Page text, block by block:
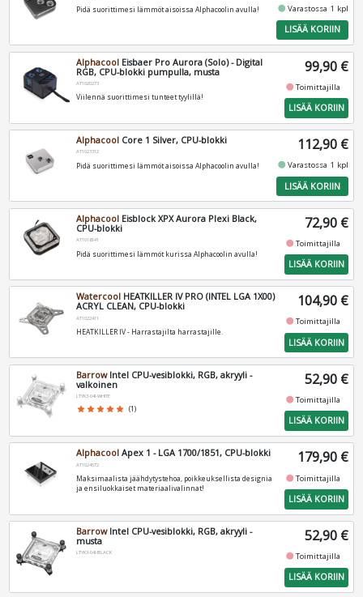
Pidä suorittimesi lämmöt aisoissa Alphacoolin avulla! fiber_manual_recordVarastossa 1 kpl
LISÄÄ KORIIN
Alphacool Eisbaer Pro Aurora (Solo) - Digital
RGB, CPU-blokki pumpulla, musta
AT1020273
Viilennä suorittimesi tunteet tyylillä!
99,90 €
fiber_manual_recordToimittajilla
LISÄÄ KORIIN
Alphacool Core 1 Silver, CPU-blokki
AT1023312
Pidä suorittimesi lämmöt aisoissa Alphacoolin avulla!
112,90 €
fiber_manual_recordVarastossa 1 kpl
LISÄÄ KORIIN
Alphacool Eisblock XPX Aurora Plexi Black,
CPU-blokki
AT1016541
Pidä suorittimesi lämmöt kurissa Alphacoolin avulla!
72,90 €
fiber_manual_recordToimittajilla
LISÄÄ KORIIN
Watercool HEATKILLER IV PRO (INTEL LGA 1X00)
ACRYL CLEAN, CPU-blokki
AT1022411
HEATKILLER IV - Harrastajilta harrastajille.
104,90 €
fiber_manual_recordToimittajilla
LISÄÄ KORIIN
BarrowIntel CPU-vesiblokki, RGB, akryyli -
valkoinen
LTYK3-04I-WHITE
star star star star star (1)
52,90 €
fiber_manual_recordToimittajilla
LISÄÄ KORIIN
Alphacool Apex 1 - LGA 1700/1851, CPU-blokki
AT1024572
Maksimaalista jäähdytystehoa, poikkeuksellista designia
ja ensiluokkaiset materiaalivalinnat!
179,90 €
fiber_manual_recordToimittajilla
LISÄÄ KORIIN
BarrowIntel CPU-vesiblokki, RGB, akryyli -
musta
LTYK3-04I-BLACK
52,90 €
fiber_manual_recordToimittajilla
LISÄÄ KORIIN